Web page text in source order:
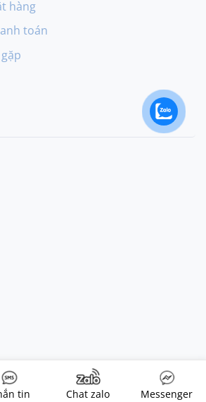
hàng
toán
2026 © Tupaco VN
tin Chat zalo Messenger